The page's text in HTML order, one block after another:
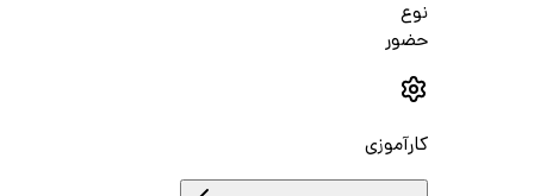
نوع
حضور
کارآموزی